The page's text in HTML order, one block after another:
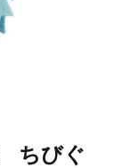
ちびぐ